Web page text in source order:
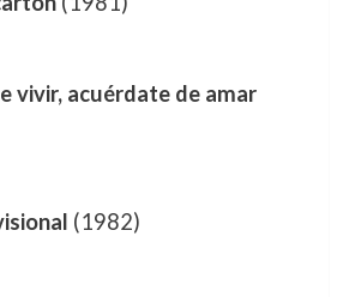
vivir, acuérdate de amar
(1982)